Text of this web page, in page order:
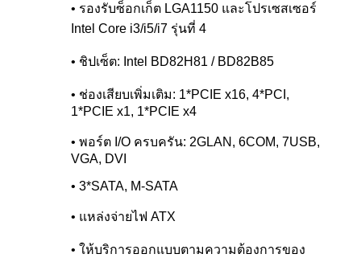
• รองรับซ็อกเก็ต LGA1150 และโปรเซสเซอร์
Intel Core i3/i5/i7 รุ่นที่ 4
• ชิปเซ็ต: Intel BD82H81 / BD82B85
• ช่องเสียบเพิ่มเติม: 1*PCIE x16, 4*PCI,
1*PCIE x1, 1*PCIE x4
• พอร์ต I/O ครบครัน: 2GLAN, 6COM, 7USB,
VGA, DVI
• 3*SATA, M-SATA
• แหล่งจ่ายไฟ ATX
• ให้บริการออกแบบตามความต้องการของ